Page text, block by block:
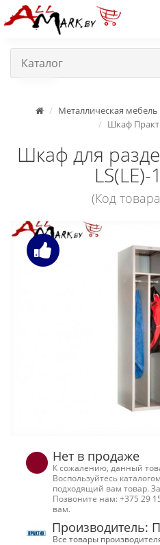
Каталог
Металлическая мебель
Шкаф
Шкаф для
(Код
Нет в продаже
К сожалению, данный
Воспользуйтесь
подходящий вам товар.
Позвоните нам: +375 29
вам.
Производитель:
Все товары